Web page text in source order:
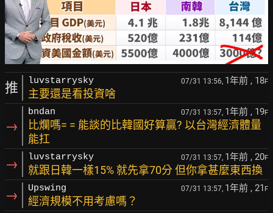
推 luvstarrysky 07/31 13:56, 1年前 , 18F
主要還是看投資啥
→
bndan 07/31 13:57, 1年前 , 19F
比爛嗎= = 能談的比韓國好算贏? 以台灣經濟體量
能扛
→ luvstarrysky 07/31 13:57, 1年前 , 20F
就跟日韓一樣15% 就先拿70分 但你拿甚麼東西換
→ Upswing 07/31 13:57, 1年前 , 21 F
經濟規模不用考慮嗎？